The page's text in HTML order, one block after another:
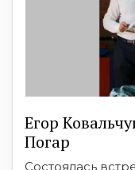
Егор
Погар
Состоялась